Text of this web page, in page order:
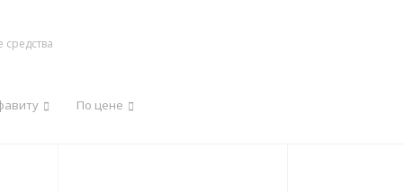
средства
По цене